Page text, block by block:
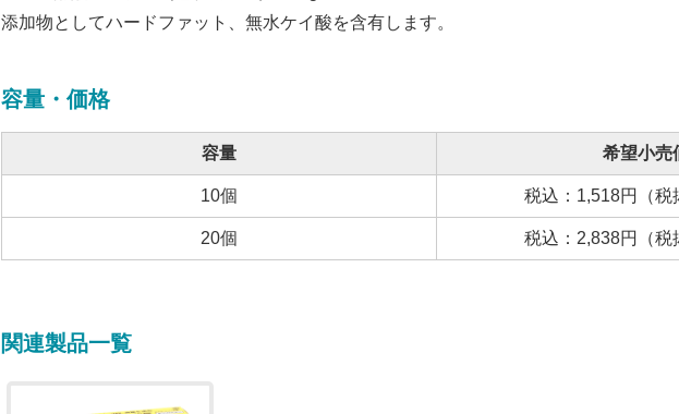
添加物としてハードファット、無水ケイ酸を含有します。
容量・価格
容量 希望小売
10個 税込：1,518円（税
20個 税込：2,838円（税
関連製品一覧